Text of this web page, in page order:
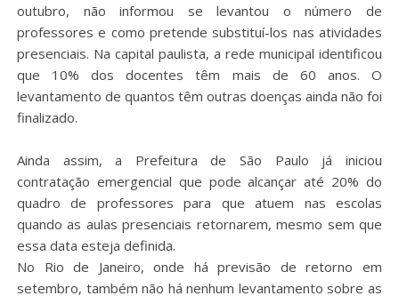
outubro, não informou se levantou o número de
professores e como pretende substituí-los nas atividades
presenciais. Na capital paulista, a rede municipal identificou
que 10% dos docentes têm mais de 60 anos. O
levantamento de quantos têm outras doenças ainda não foi
finalizado.
Ainda assim, a Prefeitura de São Paulo já iniciou
contratação emergencial que pode alcançar até 20% do
quadro de professores para que atuem nas escolas
quando as aulas presenciais retornarem, mesmo sem que
essa data esteja definida.
No Rio de Janeiro, onde há previsão de retorno em
setembro, também não há nenhum levantamento sobre as